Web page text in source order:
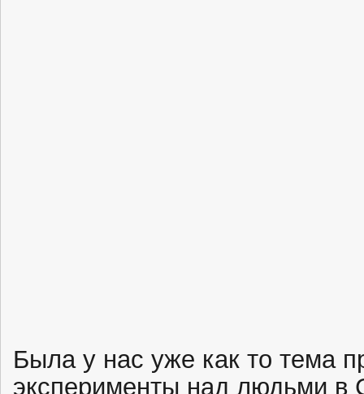
Была у нас уже как то тема
эксперименты над людьми в